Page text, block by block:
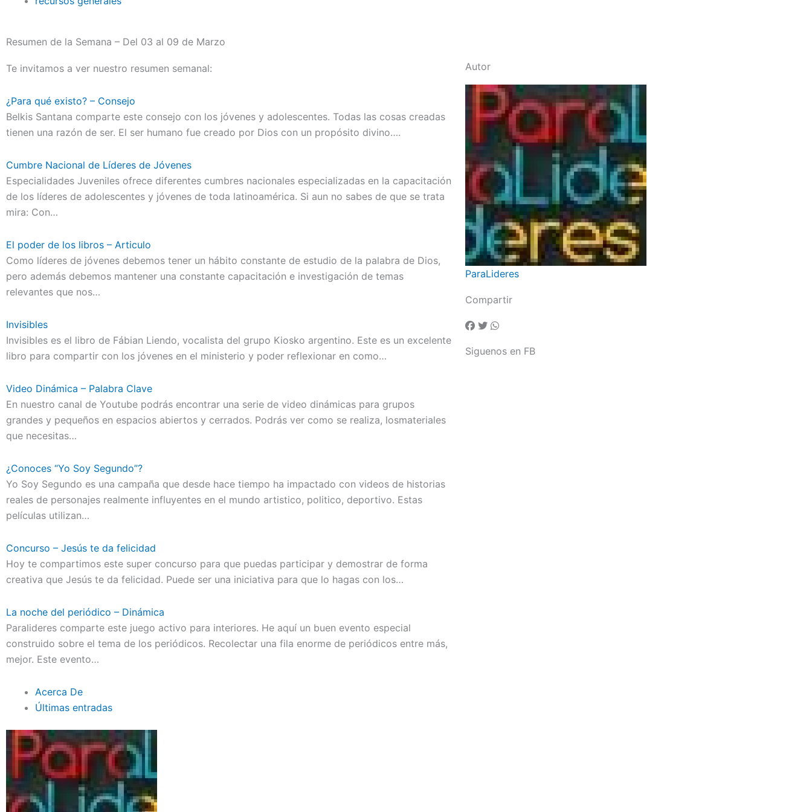
Resumen de la Semana – Del 03 al 09 de Marzo
Te invitamos a ver nuestro resumen semanal:
¿Para qué existo? – Consejo
Belkis Santana comparte este consejo con los jóvenes y adolescentes. Todas las cosas creadas
tienen una razón de ser. El ser humano fue creado por Dios con un propósito divino….
Cumbre Nacional de Líderes de Jóvenes
Especialidades Juveniles ofrece diferentes cumbres nacionales especializadas en la capacitación
de los líderes de adolescentes y jóvenes de toda latinoamérica. Si aun no sabes de que se trata
mira: Con…
El poder de los libros – Articulo
Como líderes de jóvenes debemos tener un hábito constante de estudio de la palabra de Dios,
pero además debemos mantener una constante capacitación e investigación de temas
relevantes que nos…
Invisibles
Invisibles es el libro de Fábian Liendo, vocalista del grupo Kiosko argentino. Este es un excelente
libro para compartir con los jóvenes en el ministerio y poder reflexionar en como…
Video Dinámica – Palabra Clave
En nuestro canal de Youtube podrás encontrar una serie de video dinámicas para grupos
grandes y pequeños en espacios abiertos y cerrados. Podrás ver como se realiza, losmateriales
que necesitas…
¿Conoces “Yo Soy Segundo”?
Yo Soy Segundo es una campaña que desde hace tiempo ha impactado con videos de historias
reales de personajes realmente influyentes en el mundo artistico, politico, deportivo. Estas
películas utilizan…
Concurso – Jesús te da felicidad
Hoy te compartimos este super concurso para que puedas participar y demostrar de forma
creativa que Jesús te da felicidad. Puede ser una iniciativa para que lo hagas con los…
La noche del periódico – Dinámica
Paralideres comparte este juego activo para interiores. He aquí un buen evento especial
construido sobre el tema de los periódicos. Recolectar una fila enorme de periódicos entre más,
mejor. Este evento…
Acerca De
Últimas entradas
Autor
ParaLideres
Compartir
Siguenos en FB